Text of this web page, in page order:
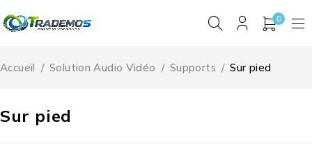
0
Sur pied
Accueil / Solution Audio Vidéo / Supports / Sur pied